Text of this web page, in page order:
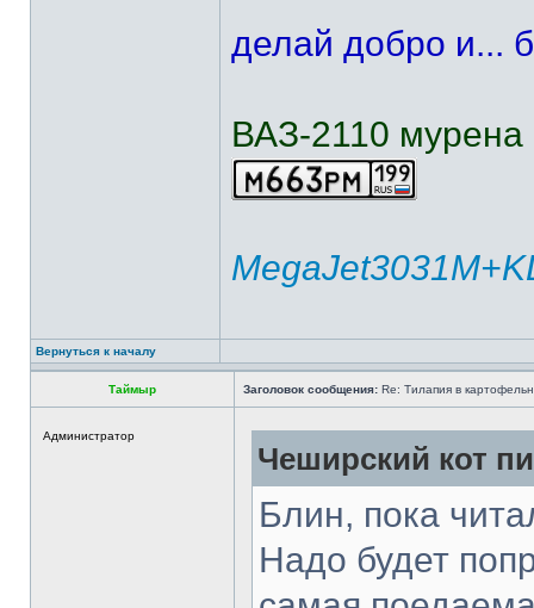
делай добро и...
ВАЗ-2110 мурена
Вернуться к началу
Таймыр Заголовок сообщения: Re: Тилапия в
Администратор
Чеширский кот
Блин, пока
Надо будет